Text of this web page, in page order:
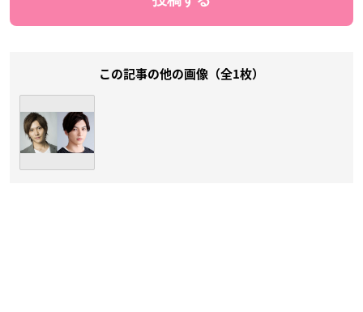
この記事の他の画像（全1枚）